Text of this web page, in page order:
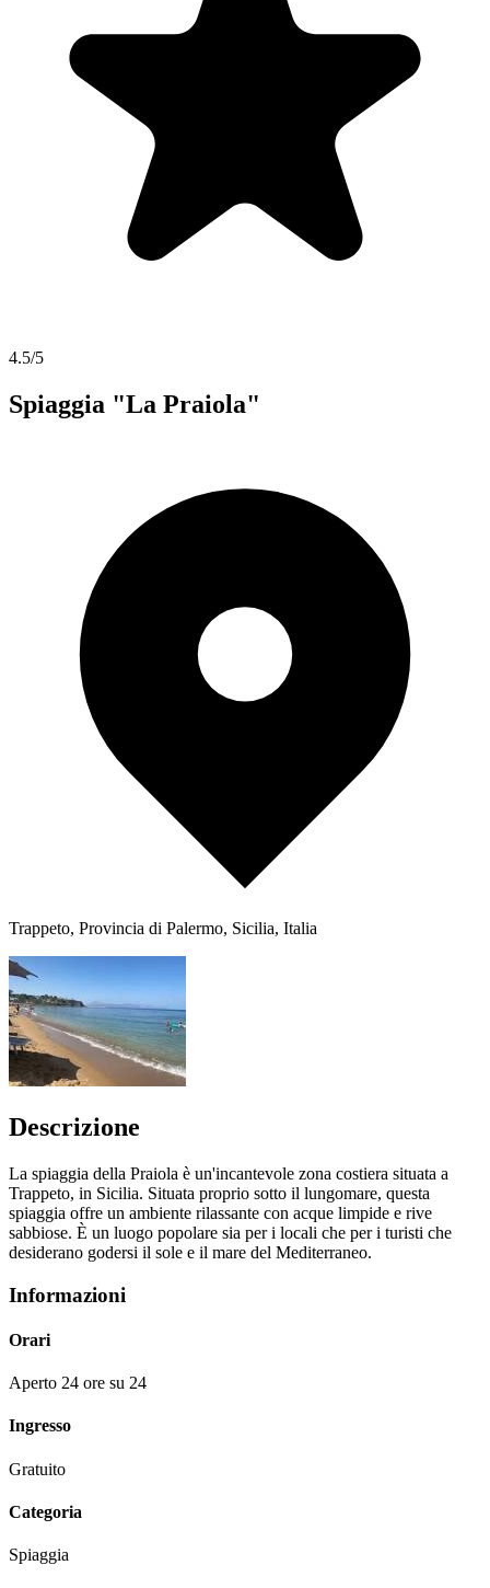
4.5/5
Spiaggia "La Praiola"
Trappeto, Provincia di Palermo, Sicilia, Italia
Descrizione
La spiaggia della Praiola è un'incantevole zona costiera situata a
Trappeto, in Sicilia. Situata proprio sotto il lungomare, questa
spiaggia offre un ambiente rilassante con acque limpide e rive
sabbiose. È un luogo popolare sia per i locali che per i turisti che
desiderano godersi il sole e il mare del Mediterraneo.
Informazioni
Orari
Aperto 24 ore su 24
Ingresso
Gratuito
Categoria
Spiaggia